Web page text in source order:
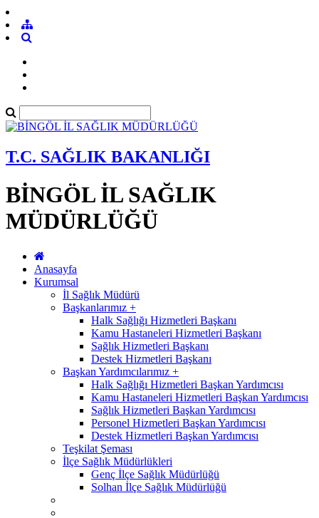
T.C. SAĞLIK BAKANLIĞI
BİNGÖL İL SAĞLIK
MÜDÜRLÜĞÜ
Anasayfa
Kurumsal
İl Sağlık Müdürü
Başkanlarımız +
Halk Sağlığı Hizmetleri Başkanı
Kamu Hastaneleri Hizmetleri Başkanı
Sağlık Hizmetleri Başkanı
Destek Hizmetleri Başkanı
Başkan Yardımcılarımız +
Halk Sağlığı Hizmetleri Başkan Yardımcısı
Kamu Hastaneleri Hizmetleri Başkan Yardımcısı
Sağlık Hizmetleri Başkan Yardımcısı
Personel Hizmetleri Başkan Yardımcısı
Destek Hizmetleri Başkan Yardımcısı
Teşkilat Şeması
İlçe Sağlık Müdürlükleri
Genç İlçe Sağlık Müdürlüğü
Solhan İlçe Sağlık Müdürlüğü